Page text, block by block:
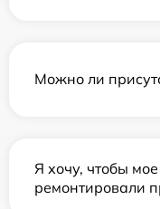
Можно ли
Я хочу, чтобы
ремонтировали